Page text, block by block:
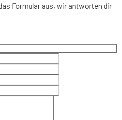
Formular aus, wir antworten dir